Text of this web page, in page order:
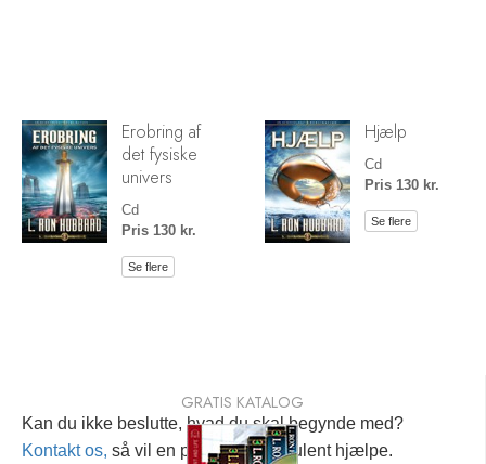
Erobring af
det fysiske
univers
Cd
Pris 130 kr.
Se flere
Hjælp
Cd
Pris 130 kr.
Se flere
Kan du ikke beslutte, hvad du skal begynde med?
Kontakt os, så vil en personlig konsulent hjælpe.
GRATIS KATALOG